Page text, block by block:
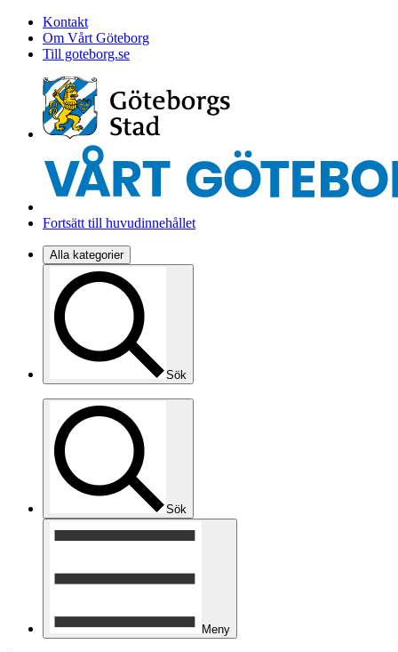
Kontakt
Om Vårt Göteborg
Till goteborg.se
Fortsätt till huvudinnehållet
Alla kategorier
Sök
Sök
Meny